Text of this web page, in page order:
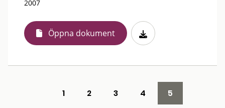
2007
Öppna dokument
1 2 3 4 5